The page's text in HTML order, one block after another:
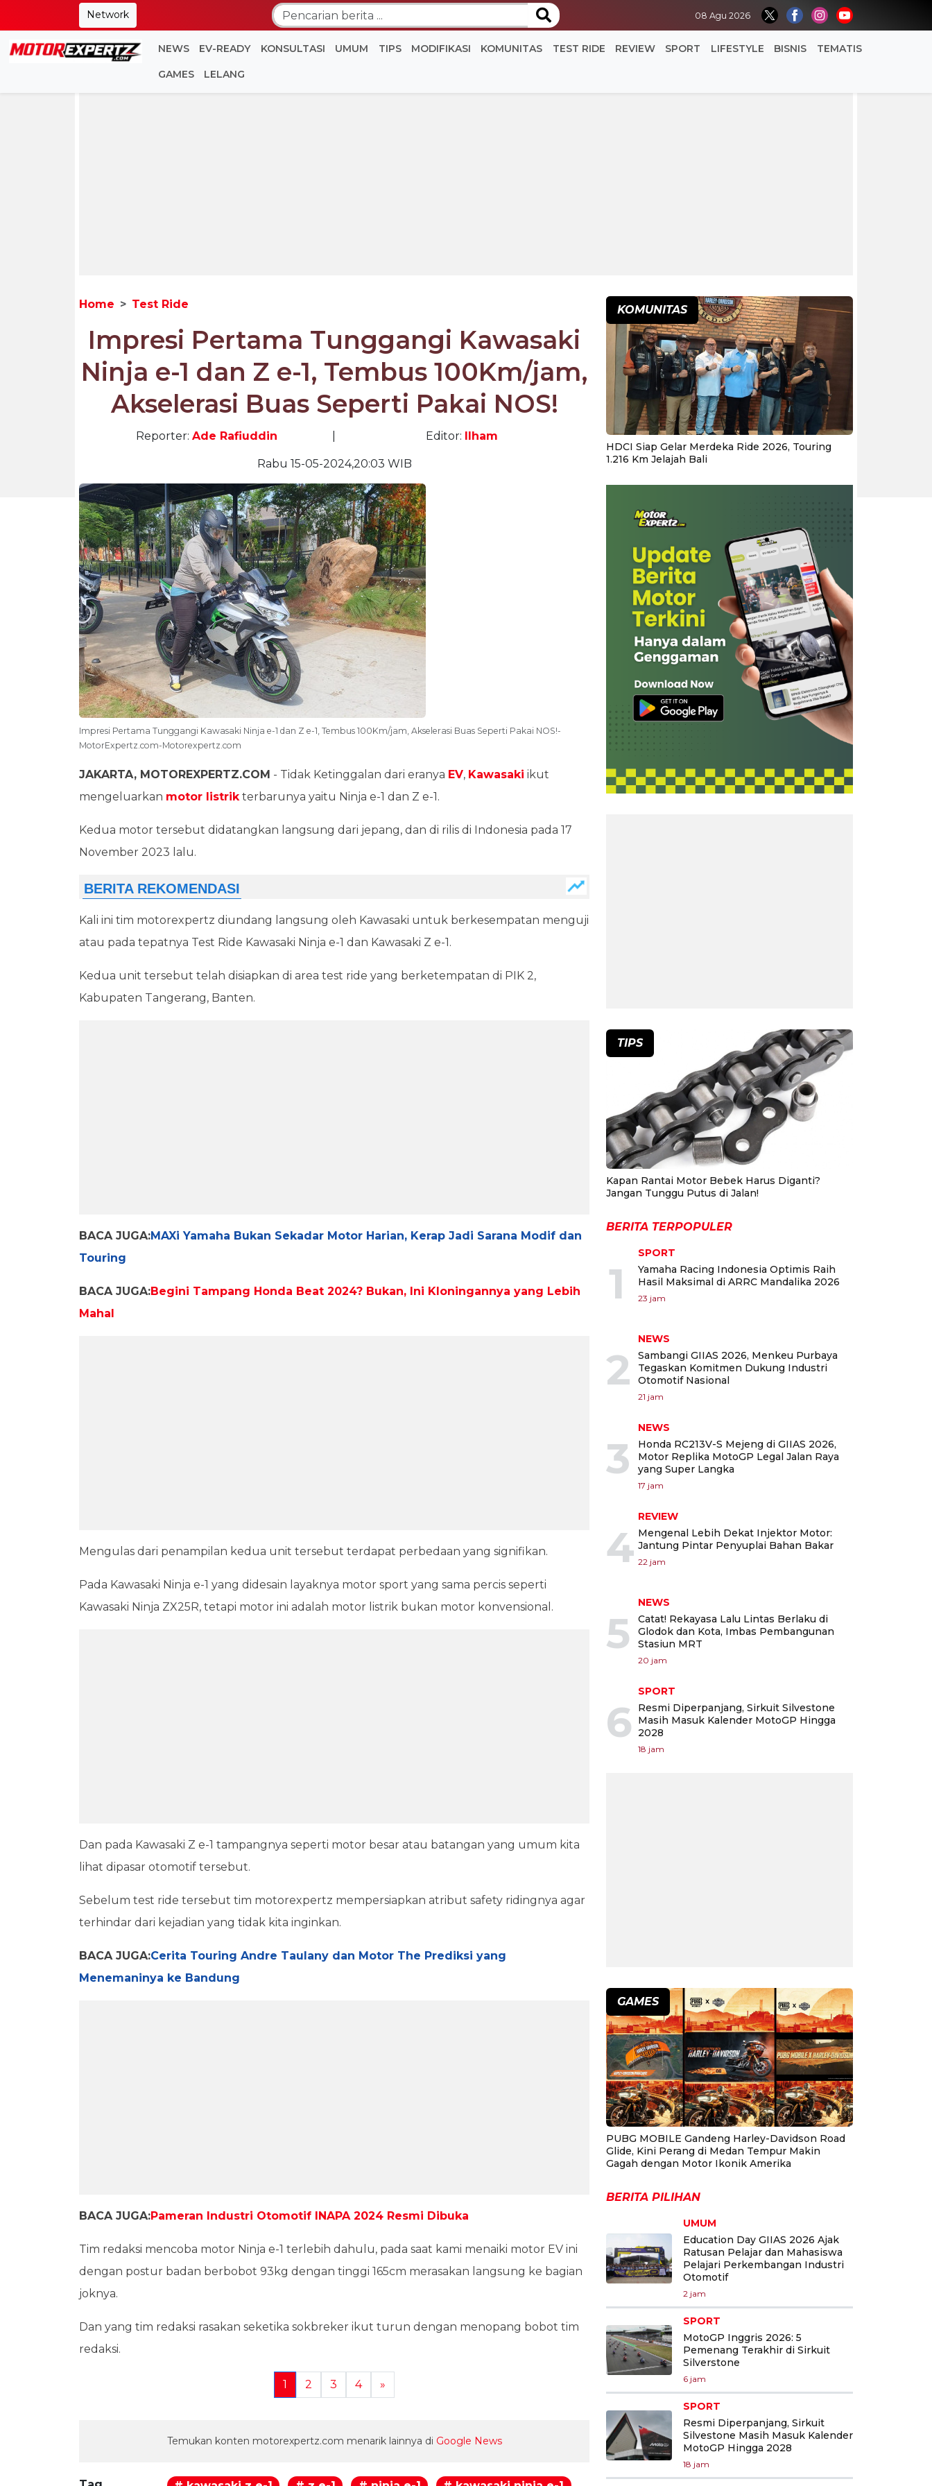
Network 08 Agu 2026
NEWS EV-READY KONSULTASI UMUM TIPS MODIFIKASI KOMUNITAS TEST RIDE REVIEW SPORT LIFESTYLE BISNIS TEMATIS
GAMES LELANG
Home Test Ride
Impresi Pertama Tunggangi Kawasaki
Ninja e-1 dan Z e-1, Tembus 100Km/jam,
Akselerasi Buas Seperti Pakai NOS!
Reporter: Ade Rafiuddin Editor: Ilham
Rabu 15-05-2024,20:03 WIB
Impresi Pertama Tunggangi Kawasaki Ninja e-1 dan Z e-1, Tembus 100Km/jam, Akselerasi Buas Seperti Pakai NOS!-
MotorExpertz.com-Motorexpertz.com
JAKARTA, MOTOREXPERTZ.COM - Tidak Ketinggalan dari eranya EV, Kawasaki ikut
mengeluarkan motor listrikterbarunya yaitu Ninja e-1 dan Z e-1.
Kedua motor tersebut didatangkan langsung dari jepang, dan di rilis di Indonesia pada 17
November 2023 lalu.
Kali ini tim motorexpertz diundang langsung oleh Kawasaki untuk berkesempatan menguji
atau pada tepatnya Test Ride Kawasaki Ninja e-1 dan Kawasaki Z e-1.
Kedua unit tersebut telah disiapkan di area test ride yang berketempatan di PIK 2,
Kabupaten Tangerang, Banten.
BACA JUGA:MAXi Yamaha Bukan Sekadar Motor Harian, Kerap Jadi Sarana Modif dan
Touring
BACA JUGA:Begini Tampang Honda Beat 2024? Bukan, Ini Kloningannya yang Lebih
Mahal
Mengulas dari penampilan kedua unit tersebut terdapat perbedaan yang signifikan.
Pada Kawasaki Ninja e-1 yang didesain layaknya motor sport yang sama percis seperti
Kawasaki Ninja ZX25R, tetapi motor ini adalah motor listrik bukan motor konvensional.
Dan pada Kawasaki Z e-1 tampangnya seperti motor besar atau batangan yang umum kita
lihat dipasar otomotif tersebut.
Sebelum test ride tersebut tim motorexpertz mempersiapkan atribut safety ridingnya agar
terhindar dari kejadian yang tidak kita inginkan.
BACA JUGA:Cerita Touring Andre Taulany dan Motor The Prediksi yang
Menemaninya ke Bandung
BACA JUGA:Pameran Industri Otomotif INAPA 2024 Resmi Dibuka
Tim redaksi mencoba motor Ninja e-1 terlebih dahulu, pada saat kami menaiki motor EV ini
dengan postur badan berbobot 93kg dengan tinggi 165cm merasakan langsung ke bagian
joknya.
Dan yang tim redaksi rasakan seketika sokbreker ikut turun dengan menopang bobot tim
redaksi.
1 2 3 4 »
Temukan konten motorexpertz.com menarik lainnya di Google News
KOMUNITAS
HDCI Siap Gelar Merdeka Ride 2026, Touring
1.216 Km Jelajah Bali
TIPS
Kapan Rantai Motor Bebek Harus Diganti?
Jangan Tunggu Putus di Jalan!
BERITA TERPOPULER
1
SPORT
Yamaha Racing Indonesia Optimis Raih
Hasil Maksimal di ARRC Mandalika 2026
23 jam
2
NEWS
Sambangi GIIAS 2026, Menkeu Purbaya
Tegaskan Komitmen Dukung Industri
Otomotif Nasional
21 jam
3
NEWS
Honda RC213V-S Mejeng di GIIAS 2026,
Motor Replika MotoGP Legal Jalan Raya
yang Super Langka
17 jam
4
REVIEW
Mengenal Lebih Dekat Injektor Motor:
Jantung Pintar Penyuplai Bahan Bakar
22 jam
5
NEWS
Catat! Rekayasa Lalu Lintas Berlaku di
Glodok dan Kota, Imbas Pembangunan
Stasiun MRT
20 jam
6
SPORT
Resmi Diperpanjang, Sirkuit Silvestone
Masih Masuk Kalender MotoGP Hingga
2028
18 jam
GAMES
PUBG MOBILE Gandeng Harley-Davidson Road
Glide, Kini Perang di Medan Tempur Makin
Gagah dengan Motor Ikonik Amerika
BERITA PILIHAN
UMUM
Education Day GIIAS 2026 Ajak
Ratusan Pelajar dan Mahasiswa
Pelajari Perkembangan Industri
Otomotif
2 jam
SPORT
MotoGP Inggris 2026: 5
Pemenang Terakhir di Sirkuit
Silverstone
6 jam
SPORT
Resmi Diperpanjang, Sirkuit
Silvestone Masih Masuk Kalender
MotoGP Hingga 2028
18 jam